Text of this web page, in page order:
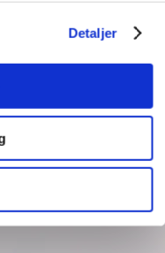
Detaljer